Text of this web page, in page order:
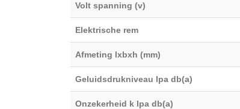
Volt spanning (v)
Elektrische rem
Afmeting lxbxh (mm)
Geluidsdrukniveau lpa db(a)
Onzekerheid k lpa db(a)